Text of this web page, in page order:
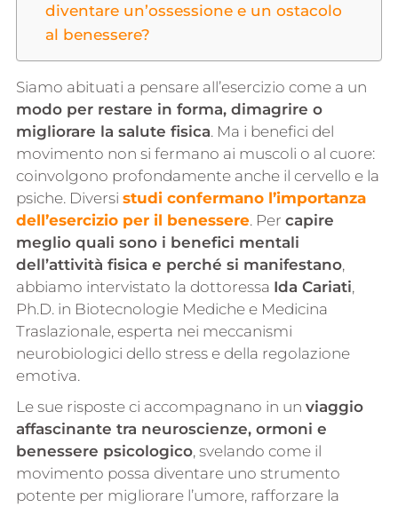
diventare un’ossessione e un ostacolo
al benessere?
Siamo abituati a pensare all’esercizio come a un
modo per restare in forma, dimagrire o
migliorare la salute fisica. Ma i benefici del
movimento non si fermano ai muscoli o al cuore:
coinvolgono profondamente anche il cervello e la
psiche. Diversi studi confermano l’importanza
dell’esercizio per il benessere. Per capire
meglio quali sono i benefici mentali
dell’attività fisica e perché si manifestano,
abbiamo intervistato la dottoressa Ida Cariati,
Ph.D. in Biotecnologie Mediche e Medicina
Traslazionale, esperta nei meccanismi
neurobiologici dello stress e della regolazione
emotiva.
Le sue risposte ci accompagnano in un viaggio
affascinante tra neuroscienze, ormoni e
benessere psicologico, svelando come il
movimento possa diventare uno strumento
potente per migliorare l’umore, rafforzare la